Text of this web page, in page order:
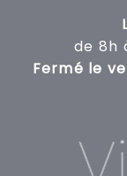
de 8h
Fermé le